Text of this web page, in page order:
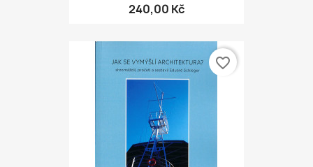
240,00 Kč
favorite_border